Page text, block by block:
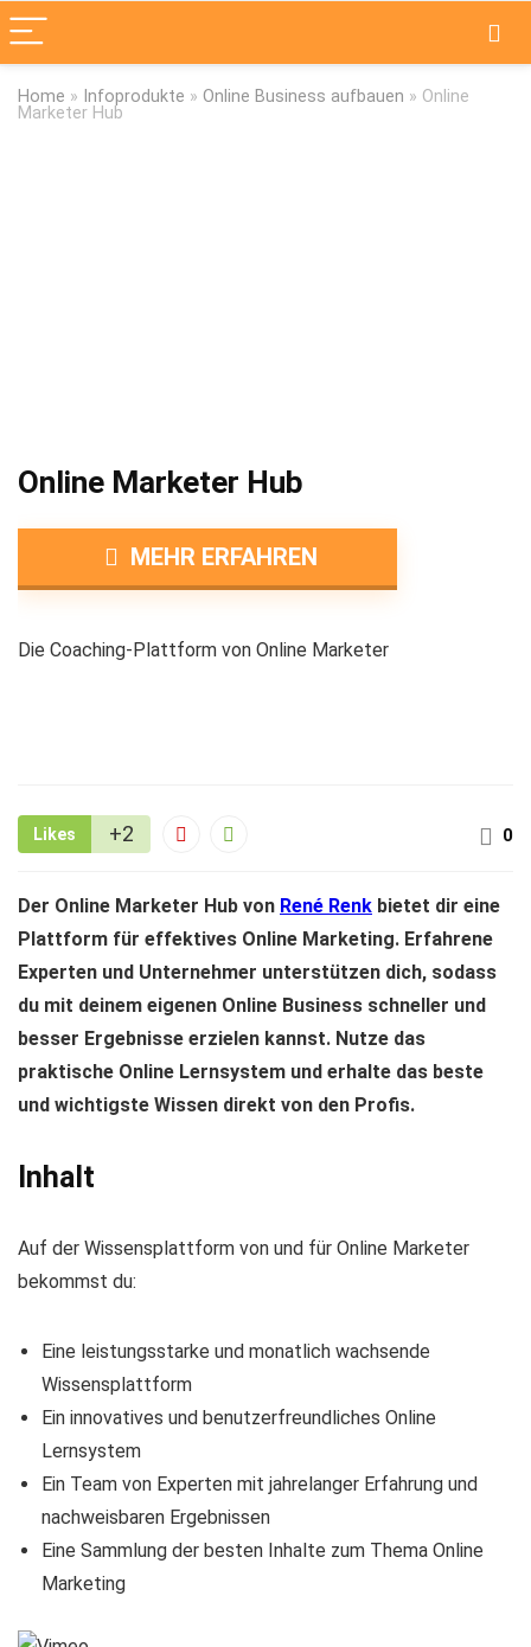
Home » Infoprodukte » Online Business aufbauen » Online
Marketer Hub
Online Marketer Hub
MEHR ERFAHREN
Die Coaching-Plattform von Online Marketer
0
Likes +2
Der Online Marketer Hub von René Renk bietet dir eine
Plattform für effektives Online Marketing. Erfahrene
Experten und Unternehmer unterstützen dich, sodass
du mit deinem eigenen Online Business schneller und
besser Ergebnisse erzielen kannst. Nutze das
praktische Online Lernsystem und erhalte das beste
und wichtigste Wissen direkt von den Profis.
Inhalt
Auf der Wissensplattform von und für Online Marketer
bekommst du:
Eine leistungsstarke und monatlich wachsende
Wissensplattform
Ein innovatives und benutzerfreundliches Online
Lernsystem
Ein Team von Experten mit jahrelanger Erfahrung und
nachweisbaren Ergebnissen
Eine Sammlung der besten Inhalte zum Thema Online
Marketing